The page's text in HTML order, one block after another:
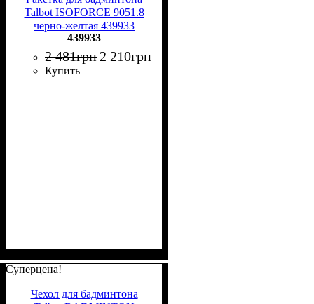
Talbot ISOFORCE 9051.8
черно-желтая 439933
439933
2 481грн 2 210грн
Купить
Суперцена!
Чехол для бадминтона